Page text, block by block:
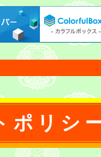
ポリシ